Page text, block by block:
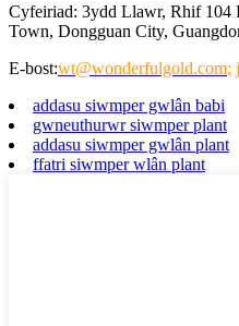
Cyfeiriad: 3ydd Llawr, Rhif 104
Town, Dongguan City,
E-bost:wt@wonderfulgold.com;
addasu siwmper gwlân babi
gwneuthurwr siwmper plant
addasu siwmper gwlân plant
ffatri siwmper wlân plant